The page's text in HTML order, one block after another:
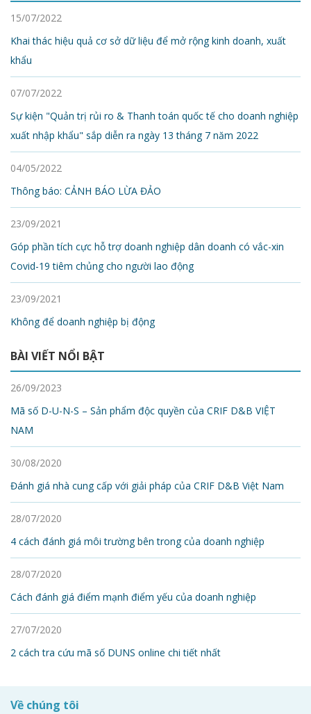
15/07/2022
Khai thác hiệu quả cơ sở dữ liệu để mở rộng kinh doanh, xuất
khẩu
07/07/2022
Sự kiện "Quản trị rủi ro & Thanh toán quốc tế cho doanh nghiệp
xuất nhập khẩu" sắp diễn ra ngày 13 tháng 7 năm 2022
04/05/2022
Thông báo: CẢNH BÁO LỪA ĐẢO
23/09/2021
Góp phần tích cực hỗ trợ doanh nghiệp dân doanh có vắc-xin
Covid-19 tiêm chủng cho người lao động
23/09/2021
Không để doanh nghiệp bị động
BÀI VIẾT NỔI BẬT
26/09/2023
Mã số D-U-N-S – Sản phẩm độc quyền của CRIF D&B VIỆT
NAM
30/08/2020
Đánh giá nhà cung cấp với giải pháp của CRIF D&B Việt Nam
28/07/2020
4 cách đánh giá môi trường bên trong của doanh nghiệp
28/07/2020
Cách đánh giá điểm mạnh điểm yếu của doanh nghiệp
27/07/2020
2 cách tra cứu mã số DUNS online chi tiết nhất
Về chúng tôi